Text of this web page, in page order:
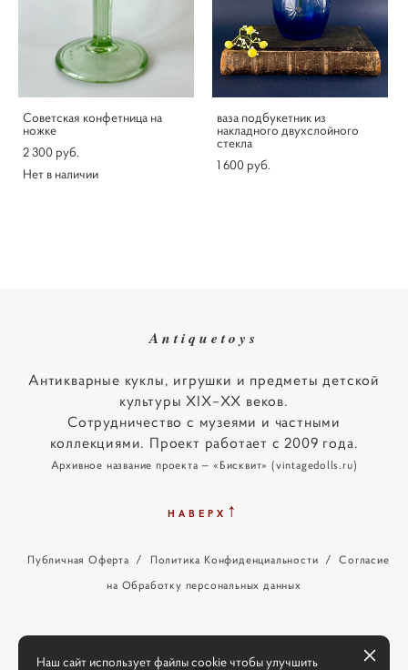
Советская конфетница на
ножке
2 300 pуб.
Нет в наличии
ваза подбукетник из
накладного двухслойного
стекла
1 600 pуб.
Antiquetoys
Антикварные куклы, игрушки и предметы детской
культуры XIX–XX веков.
Сотрудничество с музеями и частными
коллекциями. Проект работает с 2009 года.
Архивное название проекта — «Бисквит» (vintagedolls.ru)
НАВЕРХ ↑
Публичная Оферта / Политика Конфиденциальности /Согласие
на Обработку персональных данных
Наш сайт использует файлы cookie чтобы улучшить